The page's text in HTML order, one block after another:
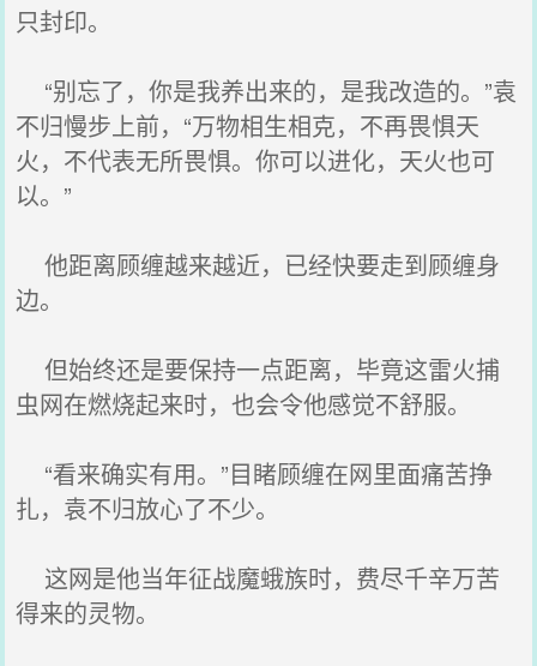
只封印。
“别忘了，你是我养出来的，是我改造的。”袁
不归慢步上前，“万物相生相克，不再畏惧天
火，不代表无所畏惧。你可以进化，天火也可
以。”
他距离顾缠越来越近，已经快要走到顾缠身
边。
但始终还是要保持一点距离，毕竟这雷火捕
虫网在燃烧起来时，也会令他感觉不舒服。
“看来确实有用。”目睹顾缠在网里面痛苦挣
扎，袁不归放心了不少。
这网是他当年征战魔蛾族时，费尽千辛万苦
得来的灵物。